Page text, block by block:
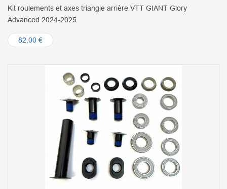
Kit roulements et axes triangle arrière VTT GIANT Glory
Advanced 2024-2025
82,00 €